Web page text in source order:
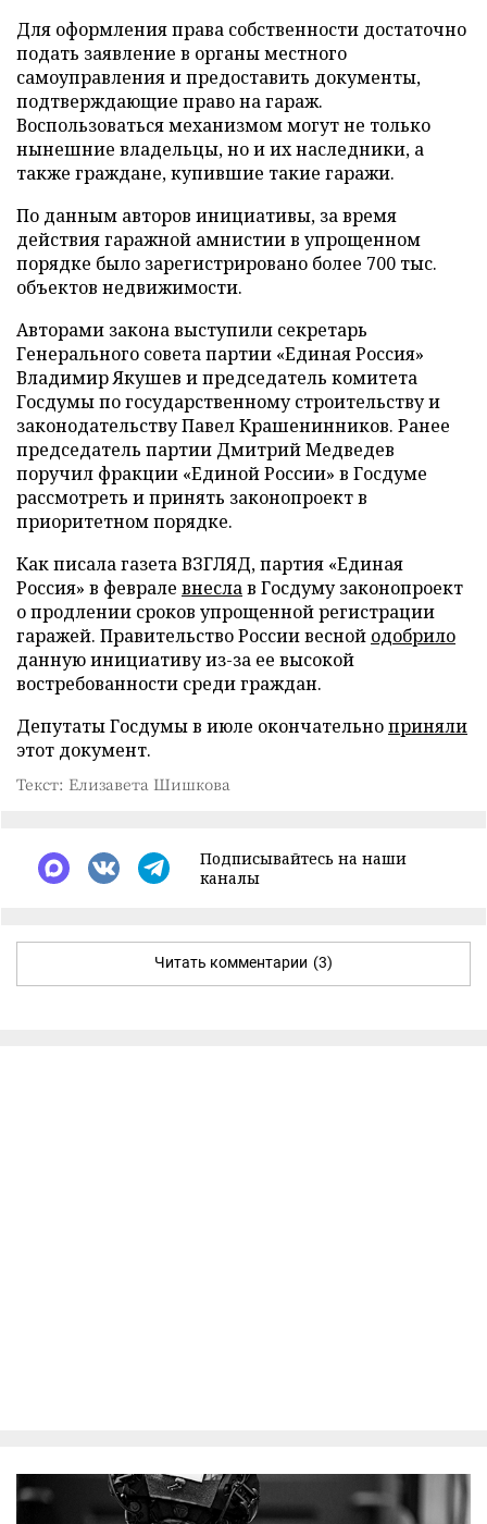
Для оформления права собственности достаточно
подать заявление в органы местного
самоуправления и предоставить документы,
подтверждающие право на гараж.
Воспользоваться механизмом могут не только
нынешние владельцы, но и их наследники, а
также граждане, купившие такие гаражи.
По данным авторов инициативы, за время
действия гаражной амнистии в упрощенном
порядке было зарегистрировано более 700 тыс.
объектов недвижимости.
Авторами закона выступили секретарь
Генерального совета партии «Единая Россия»
Владимир Якушев и председатель комитета
Госдумы по государственному строительству и
законодательству Павел Крашенинников. Ранее
председатель партии Дмитрий Медведев
поручил фракции «Единой России» в Госдуме
рассмотреть и принять законопроект в
приоритетном порядке.
Как писала газета ВЗГЛЯД, партия «Единая
Россия» в феврале внеслав Госдуму законопроект
о продлении сроков упрощенной регистрации
гаражей. Правительство России весной одобрило
данную инициативу из-за ее высокой
востребованности среди граждан.
Депутаты Госдумы в июле окончательноприняли
этот документ.
Текст: Елизавета Шишкова
Подписывайтесь на наши
каналы
Читать комментарии (3)